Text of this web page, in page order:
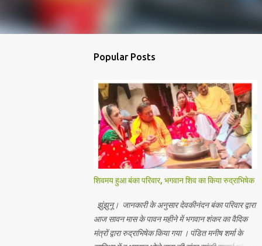
Popular Posts
शिवमय हुआ बंका परिवार, भगवान शिव का किया रुद्राभिषेक
झुंझुनू। जानकारी के अनुसार देवकीनंदन बंका परिवार द्वारा
आज सावन मास के पावन महीने में भगवान शंकर का वैदिक
मंत्रों द्वारा रुद्राभिषेक किया गया । पंडित मनीष शर्मा के